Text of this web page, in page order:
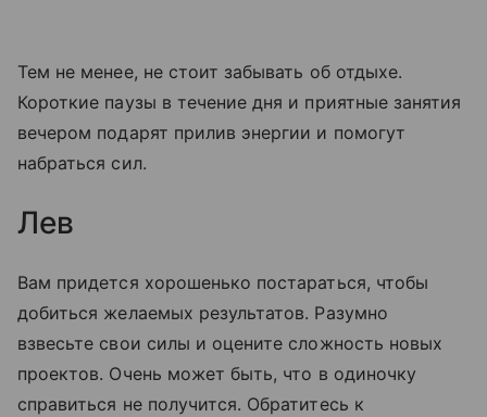
Тем не менее, не стоит забывать об отдыхе.
Короткие паузы в течение дня и приятные занятия
вечером подарят прилив энергии и помогут
набраться сил.
Лев
Вам придется хорошенько постараться, чтобы
добиться желаемых результатов. Разумно
взвесьте свои силы и оцените сложность новых
проектов. Очень может быть, что в одиночку
справиться не получится. Обратитесь к